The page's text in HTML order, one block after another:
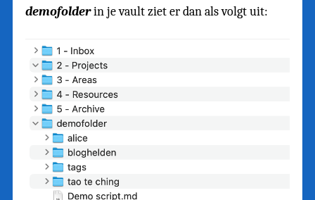
demofolderin je vault ziet er dan als volgt uit: